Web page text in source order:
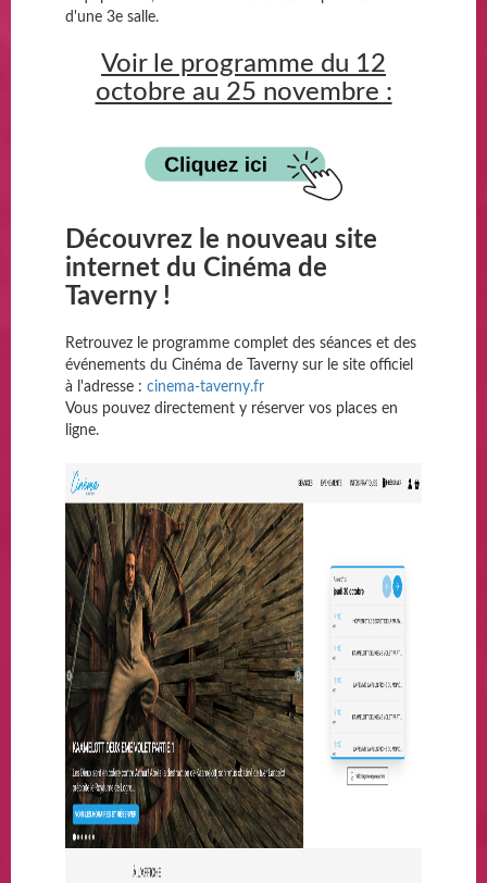
d'une 3e salle.
Voir le programme du 12
octobre au 25 novembre :
Découvrez le nouveau site
internet du Cinéma de
Taverny !
Retrouvez le programme complet des séances et des
événements du Cinéma de Taverny sur le site officiel
à l'adresse : cinema-taverny.fr
Vous pouvez directement y réserver vos places en
ligne.